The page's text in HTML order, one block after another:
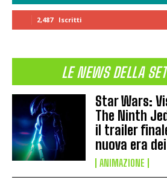
2,487 Iscritti
LE NEWS DELLA
Star Wars:
The Ninth
il trailer
nuova era
ANIMAZIONE